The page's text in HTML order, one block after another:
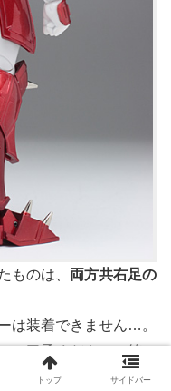
ものは、 両方共右足の
は装着できません…。
ご了承ください（笑）
トップ サイドバー